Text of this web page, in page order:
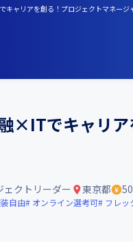
ャリアを創る！プロジェクトマネージ
×ITでキャリ
クトリーダー 東京都
自由 オンライン選考可 フレッ